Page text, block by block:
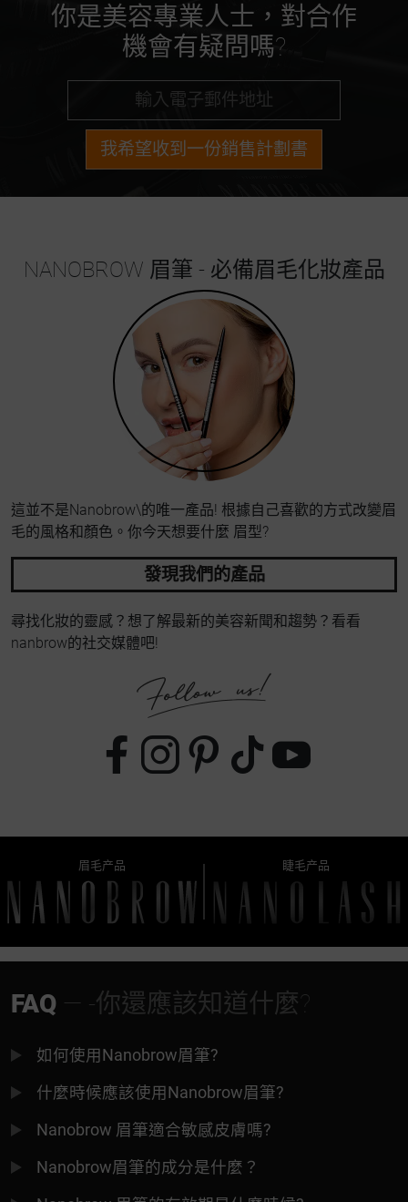
你是美容專業人士，對合作
機會有疑問嗎?
我希望收到一份銷售計劃書
NANOBROW 眉筆 - 必備眉毛化妝產品
這並不是Nanobrow\的唯一產品! 根據自己喜歡的方式改變眉
毛的風格和顏色。你今天想要什麼 眉型?
發現我們的產品
尋找化妝的靈感？想了解最新的美容新聞和趨勢？看看
nanbrow的社交媒體吧!
眉毛产品 睫毛产品
FAQ — -你還應該知道什麼?
如何使用Nanobrow眉筆?
什麼時候應該使用Nanobrow眉筆?
Nanobrow 眉筆適合敏感皮膚嗎?
Nanobrow眉筆的成分是什麼？